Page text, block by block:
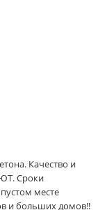
Качество и
Сроки
месте
и больших домов!!